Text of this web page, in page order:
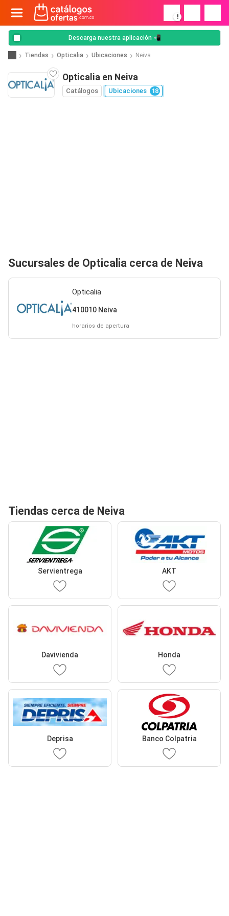
!
Descarga nuestra aplicación 📲
Tiendas Opticalia Ubicaciones Neiva
Opticalia en Neiva
Catálogos Ubicaciones 18
Sucursales de Opticalia cerca de Neiva
Opticalia
410010 Neiva
horarios de apertura
Tiendas cerca de Neiva
Servientrega AKT
Davivienda Honda
Deprisa Banco Colpatria